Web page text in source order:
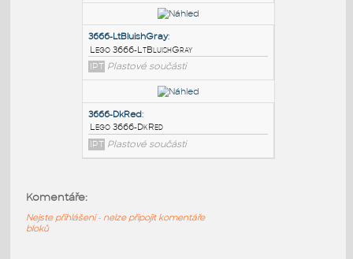
3666-DkBlue:
Lego 3666-DkBlue
IPT Plastové součásti
3666-Black:
Lego 3666-Black
IPT Plastové součásti
Lego 3666-LtBluishGray
Komentáře:
Nejste přihlášeni - nelze připojit komentáře
bloků